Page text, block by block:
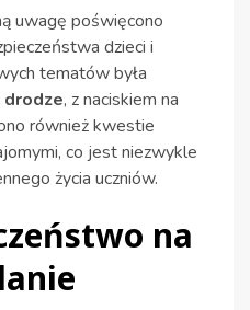
uwagę poświęcono
dzieci i
tematów była
drodze, z naciskiem na
również kwestie
co jest niezwykle
życia uczniów.
na